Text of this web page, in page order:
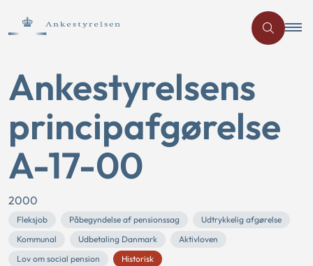
Ankestyrelsens
principafgørelse
A-17-00
2000
Fleksjob Påbegyndelse af pensionssag
Udtrykkelig afgørelse
Kommunal
Udbetaling Danmark
Aktivloven
Lov om social pension
Historisk